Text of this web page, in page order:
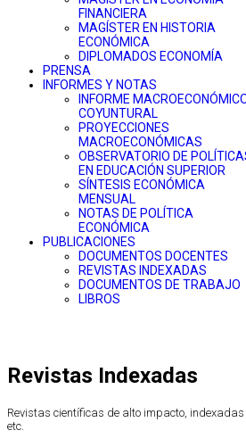
FINANCIERA
MAGÍSTER EN HISTORIA
ECONÓMICA
DIPLOMADOS ECONOMÍA
PRENSA
INFORMES Y NOTAS
INFORME
COYUNTURAL
PROYECCIONES
MACROECONÓMICAS
OBSERVATORIO DE
EN EDUCACIÓN SUPERIOR
SÍNTESIS ECONÓMICA
MENSUAL
NOTAS DE POLÍTICA
ECONÓMICA
PUBLICACIONES
DOCUMENTOS DOCENTES
REVISTAS INDEXADAS
DOCUMENTOS DE TRABAJO
LIBROS
Revistas Indexadas
Revistas científicas de alto impacto, indexadas
etc.